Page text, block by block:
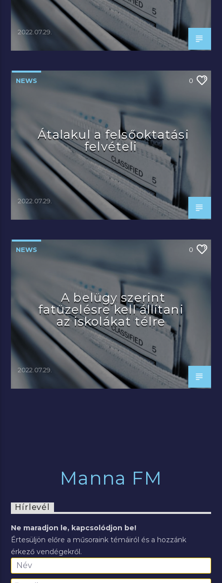
2022.07.29.
NEWS 0
Átalakul a felsőoktatási
felvételi
2022.07.29.
NEWS 0
A belügy szerint
fatüzelésre kell állítani
az iskolákat télre
2022.07.29.
Manna FM
Hírlevél
Ne maradjon le, kapcsolódjon be!
Értesüljön előre a műsoraink témáiról és a hozzánk
érkező vendégekről.